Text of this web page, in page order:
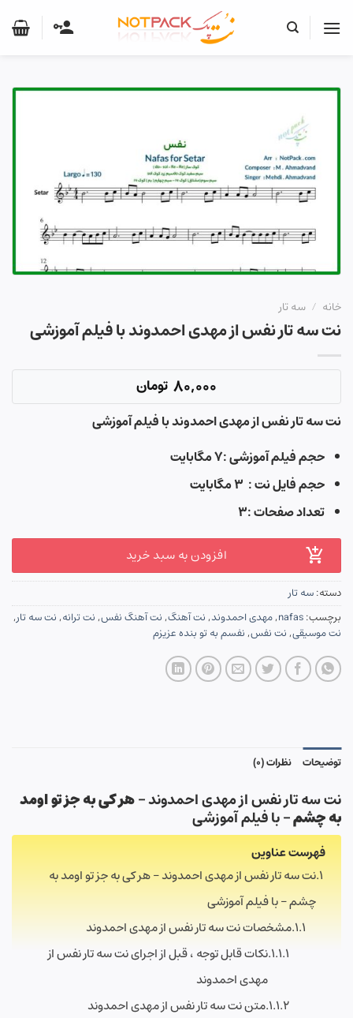
خانه / سه تار
نت سه تار نفس از مهدی احمدوند با فیلم آموزشی
80,000 تومان
نت سه تار نفس از مهدی احمدوند با فیلم آموزشی
حجم فیلم آموزشی :۷ مگابایت
حجم فایل نت : ۳ مگابایت
تعداد صفحات :۳
افزودن به سبد خرید
دسته:سه تار
برچسب:nafas
,مهدی احمدوند,نت آهنگ,نت آهنگ نفس,نت ترانه,نت سه تار,
نت موسیقی,نت نفس,نفسم به تو بنده عزیزم
توضیحات نظرات (0)
نت سه تار نفس از مهدی احمدوند –هر کی به جز تو اومد
به چشم– با فیلم آموزشی
فهرست عناوین
نت سه تار نفس از مهدی احمدوند – هر کی به جز تو اومد به
چشم – با فیلم آموزشی
مشخصات نت سه تار نفس از مهدی احمدوند
نکات قابل توجه ، قبل از اجرای نت سه تار نفس از
مهدی احمدوند
متن نت سه تار نفس از مهدی احمدوند